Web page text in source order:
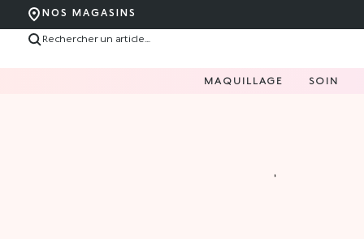
NOS MAGASINS
MAQUILLAGE SOIN